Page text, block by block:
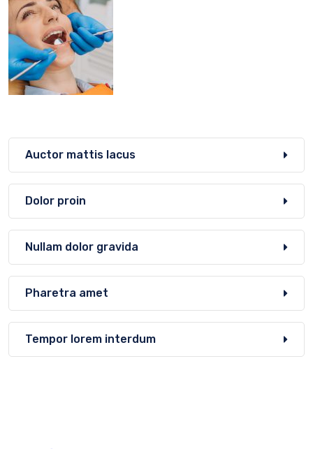
Auctor mattis lacus
Dolor proin
Nullam dolor gravida
Pharetra amet
Tempor lorem interdum